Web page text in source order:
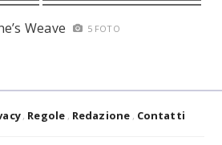
Weave 5 FOTO
Regole Redazione Contatti